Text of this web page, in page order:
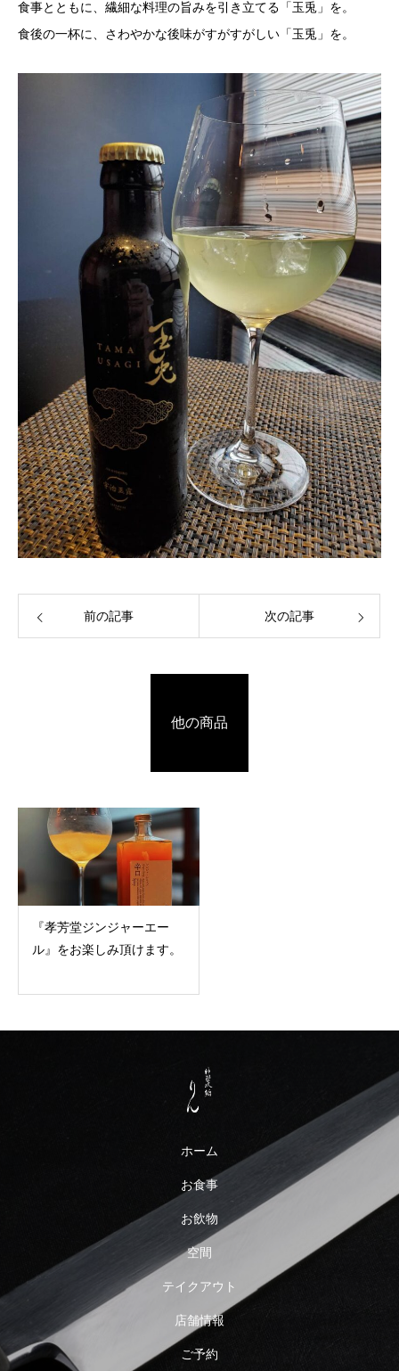
食事とともに、繊細な料理の旨みを引き立てる「玉兎」を。
食後の一杯に、さわやかな後味がすがすがしい「玉兎」を。
前の記事 次の記事
他の商品
『孝芳堂ジンジャーエー
ル』をお楽しみ頂けます。
ホーム
お食事
お飲物
空間
テイクアウト
店舗情報
ご予約